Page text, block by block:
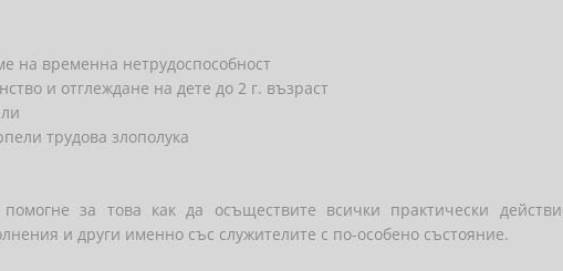
на временна нетрудоспособност
и отглеждане на дете до 2 г. възраст
трудова злополука
за това как да осъществите всички практически
и други именно със служителите с по-особено състояние.